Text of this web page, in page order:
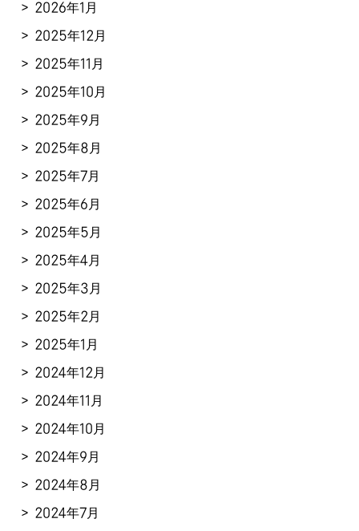
2026年1月
2025年12月
2025年11月
2025年10月
2025年9月
2025年8月
2025年7月
2025年6月
2025年5月
2025年4月
2025年3月
2025年2月
2025年1月
2024年12月
2024年11月
2024年10月
2024年9月
2024年8月
2024年7月